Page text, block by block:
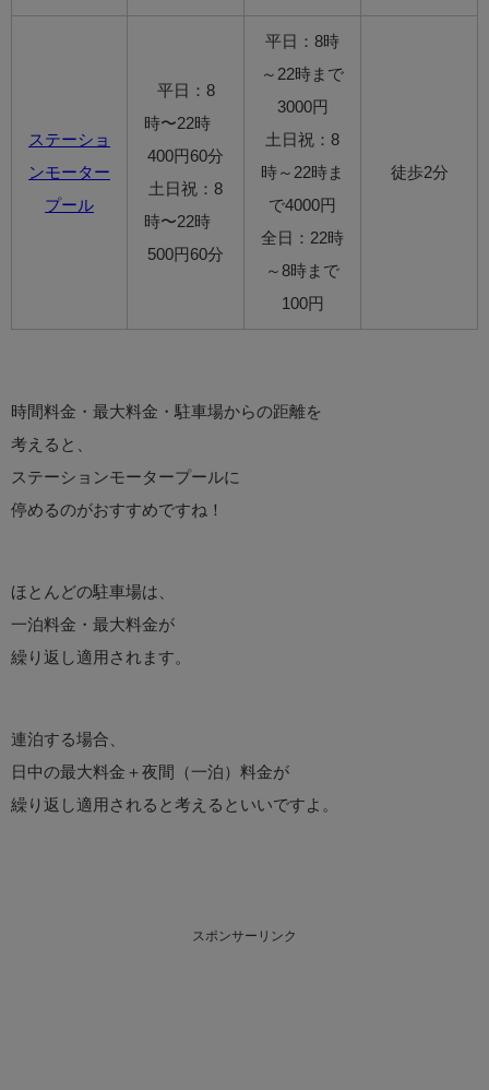
ステーショ
ンモーター
プール
平日：8
時〜22時
400円60分
土日祝：8
時〜22時
500円60分
平日：8時
～22時まで
3000円
土日祝：8
時～22時ま
で4000円
全日：22時
～8時まで
100円
徒歩2分
時間料金・最大料金・駐車場からの距離を
考えると、
ステーションモータープールに
停めるのがおすすめですね！
ほとんどの駐車場は、
一泊料金・最大料金が
繰り返し適用されます。
連泊する場合、
日中の最大料金＋夜間（一泊）料金が
繰り返し適用されると考えるといいですよ。
スポンサーリンク